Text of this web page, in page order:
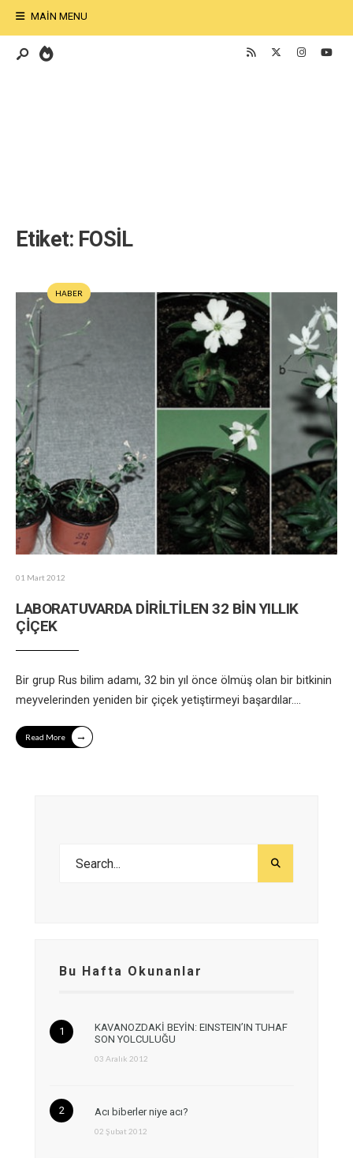
MAIN MENU
Etiket: FOSİL
HABER
01 Mart 2012
LABORATUVARDA DİRİLTİLEN 32 BİN YILLIK
ÇİÇEK
Bir grup Rus bilim adamı, 32 bin yıl önce ölmüş olan bir bitkinin
meyvelerinden yeniden bir çiçek yetiştirmeyi başardılar....
Read More →
Bu Hafta Okunanlar
KAVANOZDAKİ BEYİN: EINSTEIN’IN TUHAF
SON YOLCULUĞU
03 Aralık 2012
Acı biberler niye acı?
02 Şubat 2012